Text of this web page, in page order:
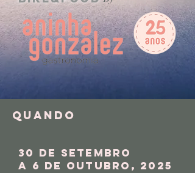
QUANDO
30 de setembro
a 6 DE outubro, 2025